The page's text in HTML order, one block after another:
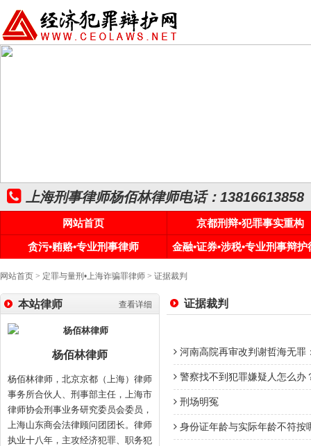
上海刑事律师杨佰林律师电话：13816613858
网站首页
京都刑辩•犯罪事实重构
贪污•贿赂•专业刑事律师
金融•证券•涉税•专业刑事辩护
网站首页 > 定罪与量刑•上海诈骗罪律师 > 证据裁判
查看详细
本站律师
杨佰林律师
杨佰林律师，北京京都（上海）律师
事务所合伙人、刑事部主任，上海市
律师协会刑事业务研究委员会委员，
上海山东商会法律顾问团团长。律师
执业十八年，主攻经济犯罪、职务犯
证据裁判
河南高院再审改判谢哲海无罪
警察找不到犯罪嫌疑人怎么办
刑场明冤
身份证年龄与实际年龄不符按